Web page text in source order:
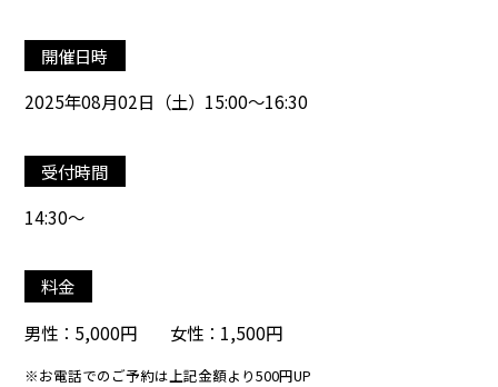
開催日時
2025年08月02日（土）15:00～16:30
受付時間
14:30～
料金
男性：5,000円 女性：1,500円
※お電話でのご予約は上記金額より500円UP